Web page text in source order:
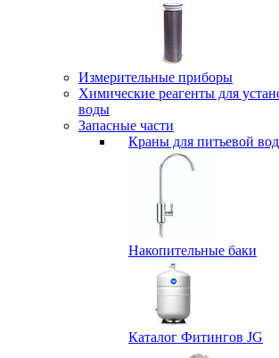
Измерительные приборы
Химические реагенты для
воды
Запасные части
Краны для питьевой
Накопительные баки
Каталог Фитингов JG